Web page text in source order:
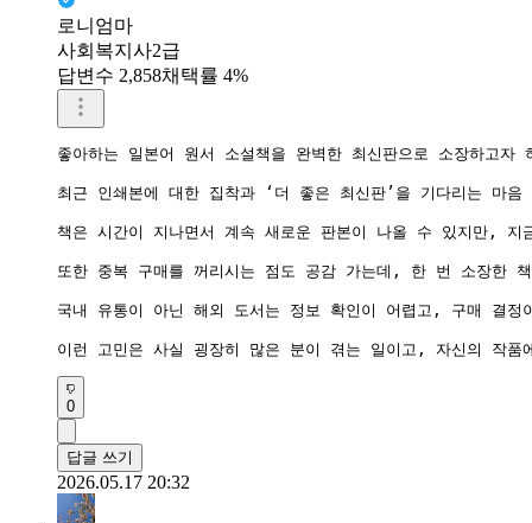
로니엄마
사회복지사2급
답변수 2,858채택률 4%
좋아하는 일본어 원서 소설책을 완벽한 최신판으로 소장하고
최근 인쇄본에 대한 집착과 ‘더 좋은 최신판’을 기다리는 마
책은 시간이 지나면서 계속 새로운 판본이 나올 수 있지만,
또한 중복 구매를 꺼리시는 점도 공감 가는데, 한 번 소장한
국내 유통이 아닌 해외 도서는 정보 확인이 어렵고, 구매 결
0
답글 쓰기
2026.05.17 20:32